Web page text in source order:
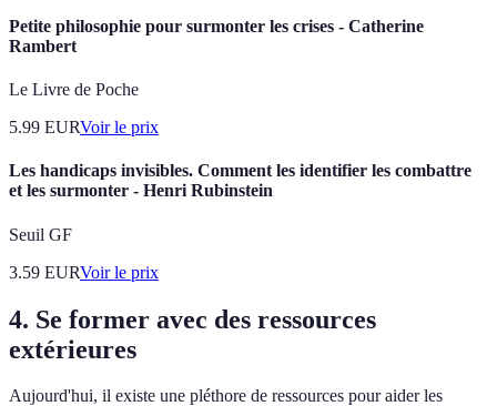
Petite philosophie pour surmonter les crises - Catherine
Rambert
Le Livre de Poche
5.99 EURVoir le prix
Les handicaps invisibles. Comment les identifier les combattre
et les surmonter - Henri Rubinstein
Seuil GF
3.59 EURVoir le prix
4. Se former avec des ressources
extérieures
Aujourd'hui, il existe une pléthore de ressources pour aider les